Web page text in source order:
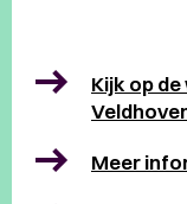
Kijk op
Meer